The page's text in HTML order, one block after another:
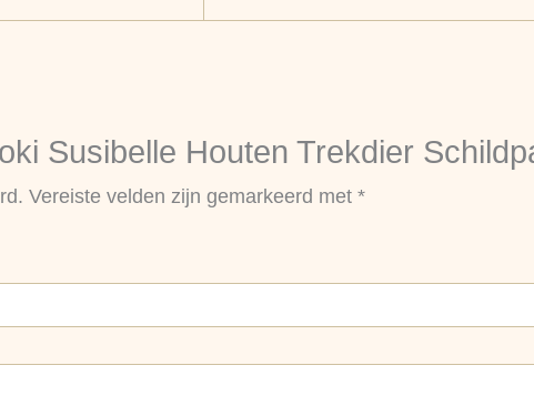
Susibelle Houten Trekdier
Vereiste velden zijn gemarkeerd met *